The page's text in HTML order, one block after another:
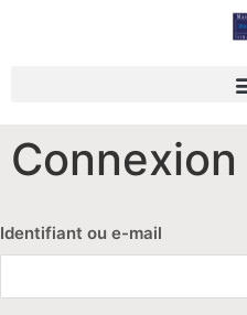
Connexion
Identifiant ou e-mail